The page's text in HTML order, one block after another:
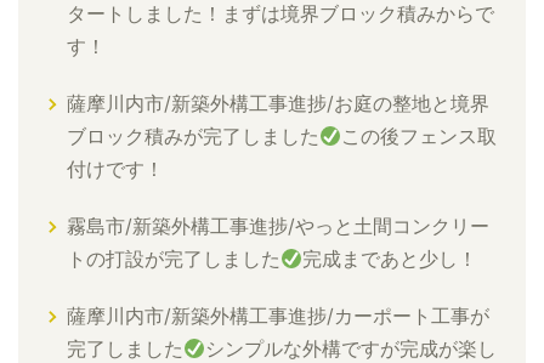
タートしました！まずは境界ブロック積みからで
す！
薩摩川内市/新築外構工事進捗/お庭の整地と境界
ブロック積みが完了しました
この後フェンス取
付けです！
霧島市/新築外構工事進捗/やっと土間コンクリー
トの打設が完了しました
完成まであと少し！
薩摩川内市/新築外構工事進捗/カーポート工事が
完了しました
シンプルな外構ですが完成が楽し